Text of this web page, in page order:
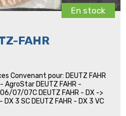
En stock
FAHR
Convenant pour: DEUTZ FAHR
AgroStar DEUTZ FAHR -
07/07C DEUTZ FAHR - DX ->
3 SC DEUTZ FAHR - DX 3 VC